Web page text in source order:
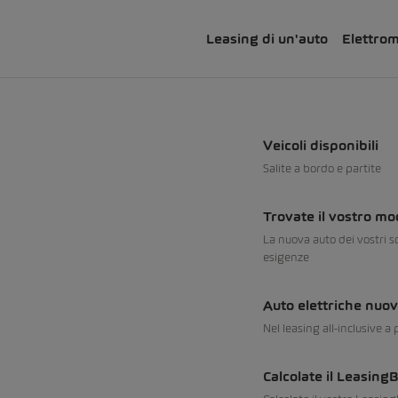
Leasing di un'auto
Veicoli disponibili
Salite a bordo e partite
Trovate il vostro
La nuova auto dei vostri
esigenze
Auto elettriche
Nel leasing all-inclusive a
Calcolate il